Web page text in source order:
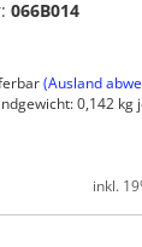
066B014
(Ausland
0,142 kg
inkl.